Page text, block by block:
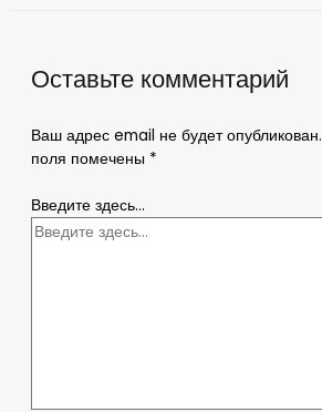
Оставьте комментарий
Ваш адрес email не будет опубликован.
поля помечены *
Введите здесь...